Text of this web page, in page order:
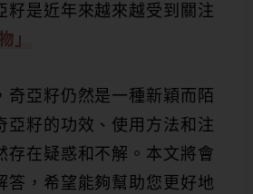
籽是近年來越來越受到關注
」
奇亞籽仍然是一種新穎而陌
亞籽的功效、使用方法和注
存在疑惑和不解。本文將會
答，希望能夠幫助您更好地